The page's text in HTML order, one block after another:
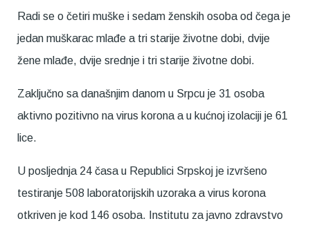
Radi se o četiri muške i sedam ženskih osoba od čega je
jedan muškarac mlađe a tri starije životne dobi, dvije
žene mlađe, dvije srednje i tri starije životne dobi.
Zaključno sa današnjim danom u Srpcu je 31 osoba
aktivno pozitivno na virus korona a u kućnoj izolaciji je 61
lice.
U posljednja 24 časa u Republici Srpskoj je izvršeno
testiranje 508 laboratorijskih uzoraka a virus korona
otkriven je kod 146 osoba. Institutu za javno zdravstvo